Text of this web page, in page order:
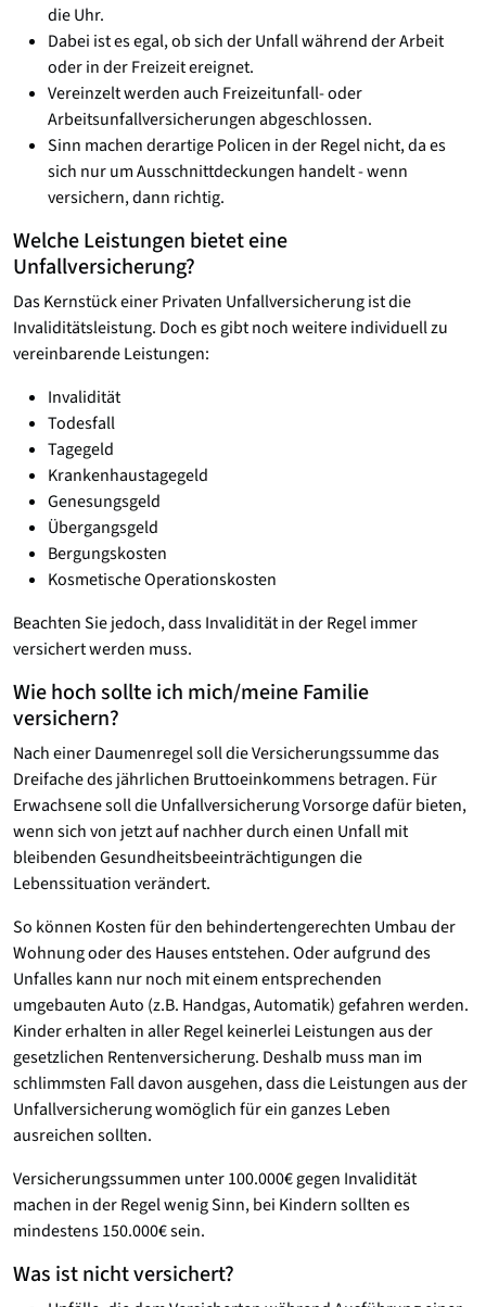
die Uhr.
Dabei ist es egal, ob sich der Unfall während der Arbeit
oder in der Freizeit ereignet.
Vereinzelt werden auch Freizeitunfall- oder
Arbeitsunfallversicherungen abgeschlossen.
Sinn machen derartige Policen in der Regel nicht, da es
sich nur um Ausschnittdeckungen handelt - wenn
versichern, dann richtig.
Welche Leistungen bietet eine
Unfallversicherung?
Das Kernstück einer Privaten Unfallversicherung ist die
Invaliditätsleistung. Doch es gibt noch weitere individuell zu
vereinbarende Leistungen:
Invalidität
Todesfall
Tagegeld
Krankenhaustagegeld
Genesungsgeld
Übergangsgeld
Bergungskosten
Kosmetische Operationskosten
Beachten Sie jedoch, dass Invalidität in der Regel immer
versichert werden muss.
Wie hoch sollte ich mich/meine Familie
versichern?
Nach einer Daumenregel soll die Versicherungssumme das
Dreifache des jährlichen Bruttoeinkommens betragen. Für
Erwachsene soll die Unfallversicherung Vorsorge dafür bieten,
wenn sich von jetzt auf nachher durch einen Unfall mit
bleibenden Gesundheitsbeeinträchtigungen die
Lebenssituation verändert.
So können Kosten für den behindertengerechten Umbau der
Wohnung oder des Hauses entstehen. Oder aufgrund des
Unfalles kann nur noch mit einem entsprechenden
umgebauten Auto (z.B. Handgas, Automatik) gefahren werden.
Kinder erhalten in aller Regel keinerlei Leistungen aus der
gesetzlichen Rentenversicherung. Deshalb muss man im
schlimmsten Fall davon ausgehen, dass die Leistungen aus der
Unfallversicherung womöglich für ein ganzes Leben
ausreichen sollten.
Versicherungssummen unter 100.000€ gegen Invalidität
machen in der Regel wenig Sinn, bei Kindern sollten es
mindestens 150.000€ sein.
Was ist nicht versichert?